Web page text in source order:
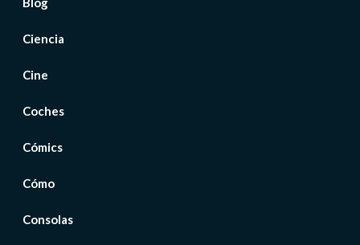
Ciencia
Cine
Coches
Cómics
Cómo
Consolas